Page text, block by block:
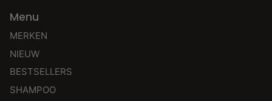
Menu
MERKEN
NIEUW
BESTSELLERS
SHAMPOO